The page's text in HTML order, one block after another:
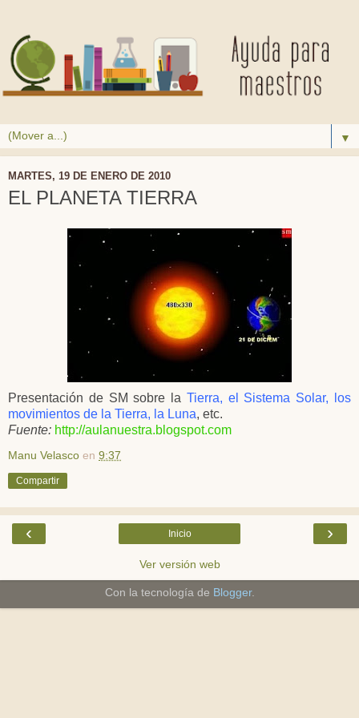
▼
MARTES, 19 DE ENERO DE 2010
EL PLANETA TIERRA
Presentación de SM sobre la Tierra, el Sistema Solar, los
movimientos de la Tierra, la Luna, etc.
Fuente: http://aulanuestra.blogspot.com
Manu Velasco en 9:37
Compartir
‹ ›
Inicio
Ver versión web
Con la tecnología de Blogger.